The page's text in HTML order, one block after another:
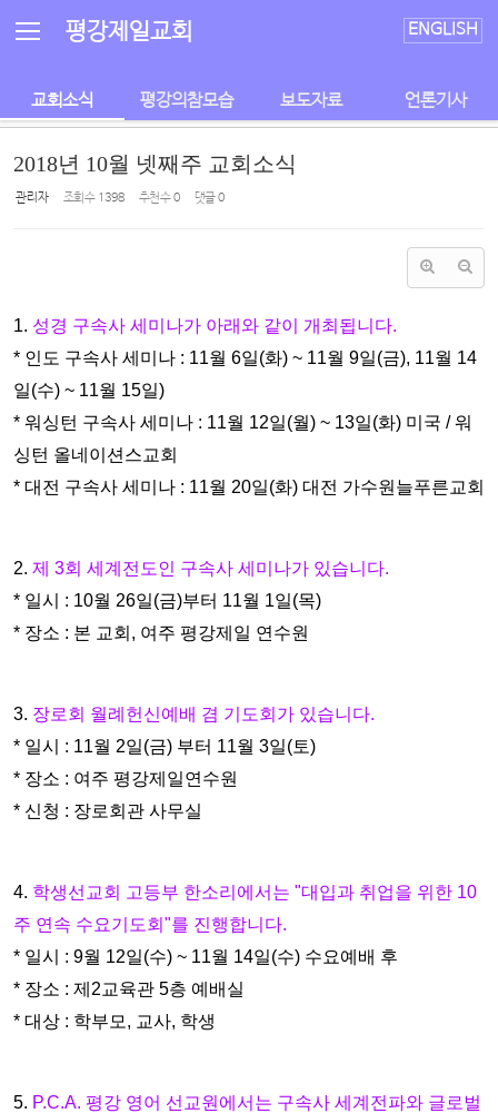
평강제일교회 ENGLISH
교회소식 평강의참모습 보도자료 언론기사
2018년 10월 넷째주 교회소식
관리자 조회 수 1398 추천 수0 댓글0
1. 성경 구속사 세미나가 아래와 같이 개최됩니다.
* 인도 구속사 세미나 : 11월 6일(화) ~ 11월 9일(금), 11월 14
일(수) ~ 11월 15일)
* 워싱턴 구속사 세미나 : 11월 12일(월) ~ 13일(화) 미국 / 워
싱턴 올네이션 스교회
* 대전 구속사 세미나 : 11월 20일(화) 대전 가수원늘푸른교회
2. 제 3회 세계전도인 구속사 세미나가 있습니다.
* 일시 : 10월 26일(금)부터 11월 1일(목)
* 장소 : 본 교회, 여주 평강제일 연수원
3. 장로회 월례헌신예배 겸 기도회가 있습니다.
* 일시 : 11월 2일(금) 부터 11월 3일(토)
* 장소 : 여주 평강제일연수원
* 신청 : 장로회관 사무실
4. 학생선교회 고등부 한소리에서는 "대입과 취업을 위한 10
주 연속 수요기 도회"를 진행합니다.
* 일시 : 9월 12일(수) ~ 11월 14일(수) 수요예배 후
* 장소 : 제2교육관 5층 예배실
* 대상 : 학부모, 교사, 학생
5. P.C.A. 평강 영어 선교원에서는 구속사 세계전파와 글로벌